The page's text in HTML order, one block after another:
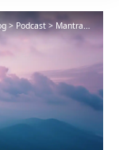
>Podcast > Mantra>